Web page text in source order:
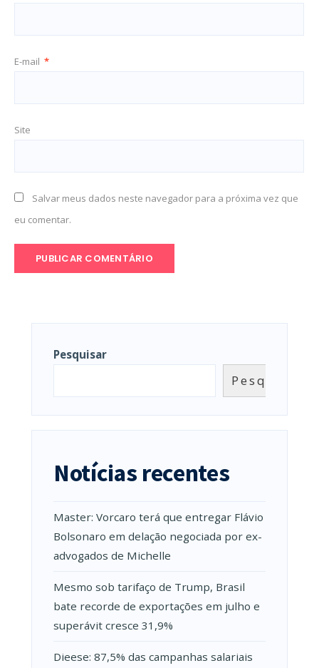
E-mail *
Site
Salvar meus dados neste navegador para a próxima vez que
eu comentar.
Pesquisar
Pesquisar
Notícias recentes
Master: Vorcaro terá que entregar Flávio
Bolsonaro em delação negociada por ex-
advogados de Michelle
Mesmo sob tarifaço de Trump, Brasil
bate recorde de exportações em julho e
superávit cresce 31,9%
Dieese: 87,5% das campanhas salariais